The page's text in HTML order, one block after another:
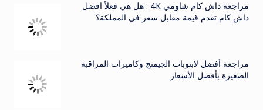
مراجعة داش كام شاومي 4K : هل هي فعلاً افضل
داش كام تقدم قيمة مقابل سعر في المملكة؟
مراجعة أفضل لابتوبات الجيمنج وكاميرات المراقبة
الصغيرة بأفضل الأسعار